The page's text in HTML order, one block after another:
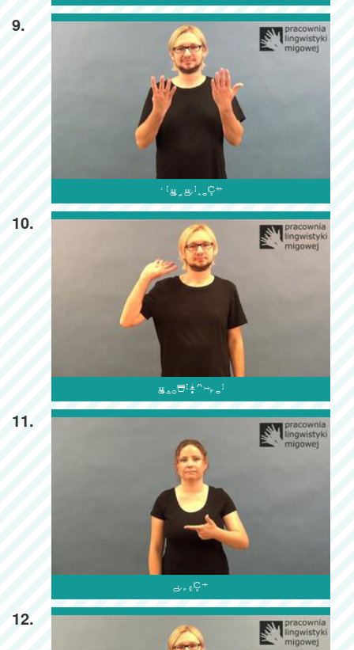
9.

10.

11.

12.